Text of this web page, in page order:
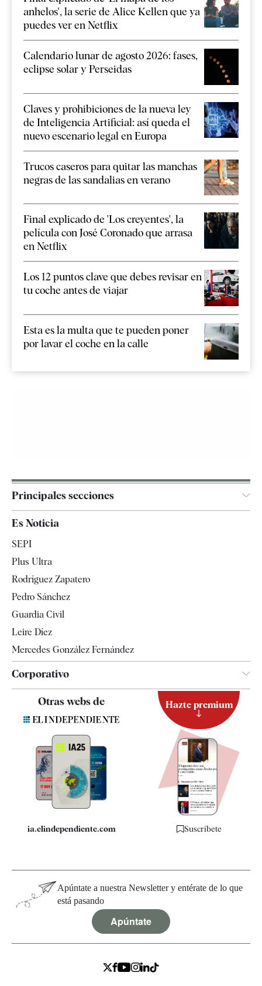
anhelos', la serie de Alice Kellen que ya
puedes ver en Netflix
Calendario lunar de agosto 2026: fases,
eclipse solar y Perseidas
Claves y prohibiciones de la nueva ley
de Inteligencia Artificial: así queda el
nuevo escenario legal en Europa
Trucos caseros para quitar las manchas
negras de las sandalias en verano
Final explicado de 'Los creyentes', la
película con José Coronado que arrasa
en Netflix
Los 12 puntos clave que debes revisar en
tu coche antes de viajar
Esta es la multa que te pueden poner
por lavar el coche en la calle
Principales secciones
Televisión
Es Noticia
SEPI
Plus Ultra
Rodríguez Zapatero
Pedro Sánchez
Guardia Civil
Leire Díez
Mercedes González Fernández
Corporativo
Quiénes somos
Especificaciones
Otras webs de
ia.elindependiente.com
Hazte premium
Suscríbete
Apúntate a nuestra Newsletter y entérate de lo que
está pasando
Apúntate